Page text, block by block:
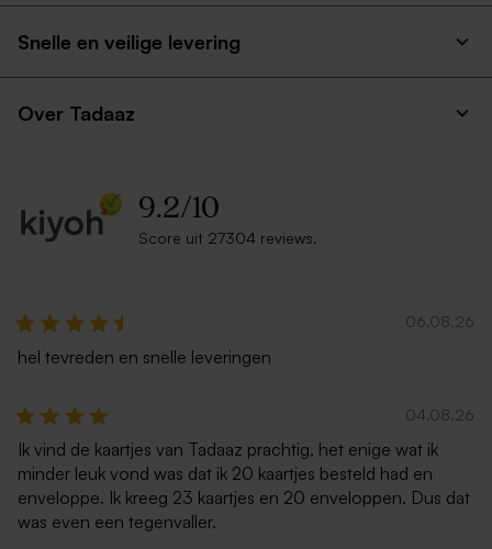
Snelle en veilige levering
Over Tadaaz
9.2/10
Score uit 27304 reviews.
06.08.26
hel tevreden en snelle leveringen
04.08.26
Ik vind de kaartjes van Tadaaz prachtig, het enige wat ik
minder leuk vond was dat ik 20 kaartjes besteld had en
enveloppe. Ik kreeg 23 kaartjes en 20 enveloppen. Dus dat
was even een tegenvaller.